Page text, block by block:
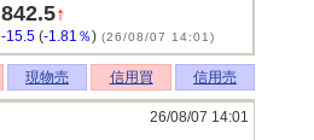
842.5↑
-15.5 (-1.81％) (26/08/07 14:01)
現物売 信用買 信用売
26/08/07 14:01